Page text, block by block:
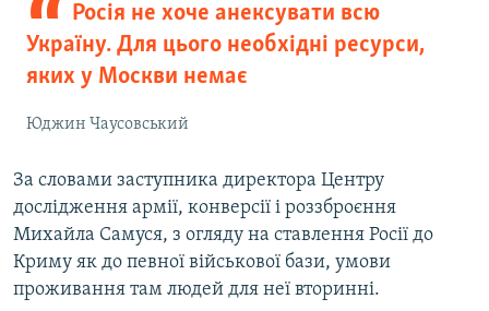
Росія не хоче анексувати всю
Україну. Для цього необхідні ресурси,
яких у Москви немає
Юджин Чаусовський
За словами заступника директора Центру
дослідження армії, конверсії і роззброєння
Михайла Самуся, з огляду на ставлення Росії до
Криму як до певної військової бази, умови
проживання там людей для неї вторинні.